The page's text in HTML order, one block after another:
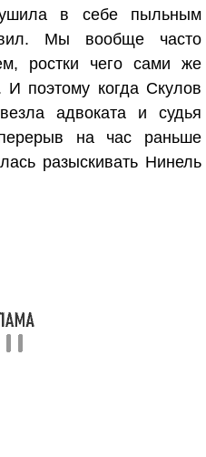
в себе пыльным
Мы вообще часто
ростки чего сами же
поэтому когда Скулов
адвоката и судья
на час раньше
разыскивать Нинель